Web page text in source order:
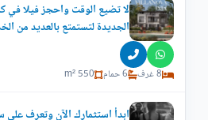
لا تضيع الوقت واحجز فيلا في
الجديدة لتستمتع بالعديد من
8 غرف 6 حمام 550 m²
ابدأ استثمارك الآن وتعرف على